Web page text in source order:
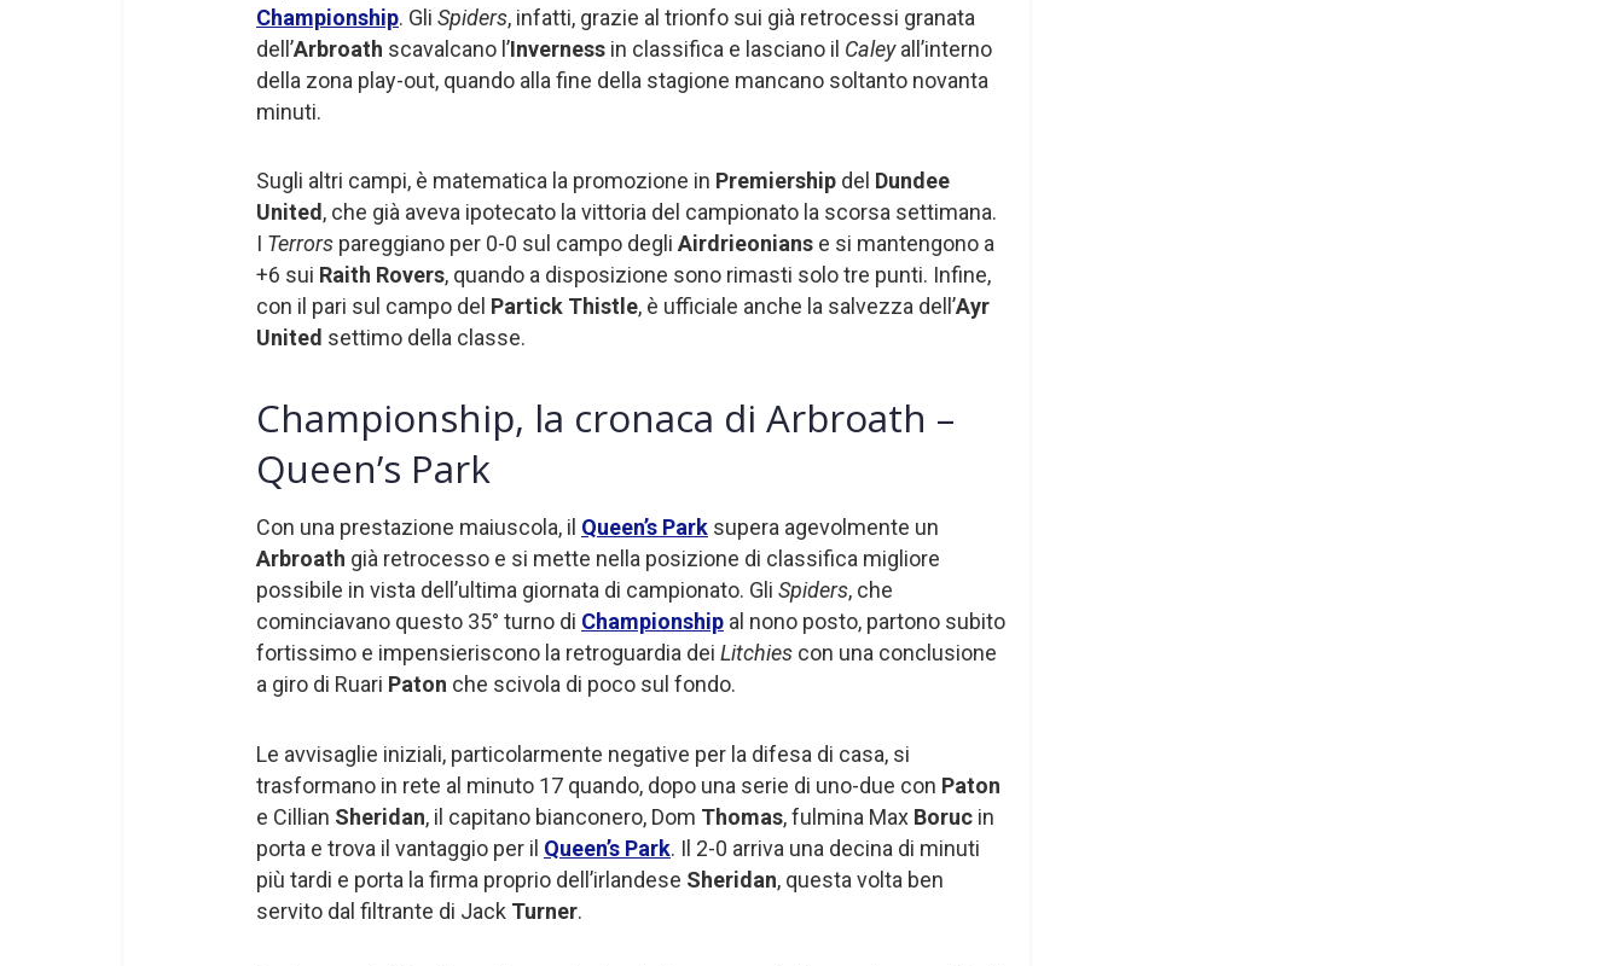
Championship. Gli Spiders, infatti, grazie al trionfo sui già retrocessi granata
dell’Arbroath scavalcano l’Inverness in classifica e lasciano il Caleyall’interno
della zona play-out, quando alla fine della stagione mancano soltanto novanta
minuti.
Sugli altri campi, è matematica la promozione in Premiership del Dundee
United, che già aveva ipotecato la vittoria del campionato la scorsa settimana.
I Terrors pareggiano per 0-0 sul campo degli Airdrieonians e si mantengono a
+6 sui Raith Rovers, quando a disposizione sono rimasti solo tre punti. Infine,
con il pari sul campo del Partick Thistle, è ufficiale anche la salvezza dell’Ayr
United settimo della classe.
Championship, la cronaca di Arbroath –
Queen’s Park
Con una prestazione maiuscola, il Queen’s Park supera agevolmente un
Arbroath già retrocesso e si mette nella posizione di classifica migliore
possibile in vista dell’ultima giornata di campionato. Gli Spiders, che
cominciavano questo 35° turno di Championship al nono posto, partono subito
fortissimo e impensieriscono la retroguardia dei Litchies con una conclusione
a giro di Ruari Paton che scivola di poco sul fondo.
Le avvisaglie iniziali, particolarmente negative per la difesa di casa, si
trasformano in rete al minuto 17 quando, dopo una serie di uno-due con Paton
e Cillian Sheridan, il capitano bianconero, Dom Thomas, fulmina Max Boruc in
porta e trova il vantaggio per il Queen’s Park. Il 2-0 arriva una decina di minuti
più tardi e porta la firma proprio dell’irlandese Sheridan, questa volta ben
servito dal filtrante di Jack Turner.